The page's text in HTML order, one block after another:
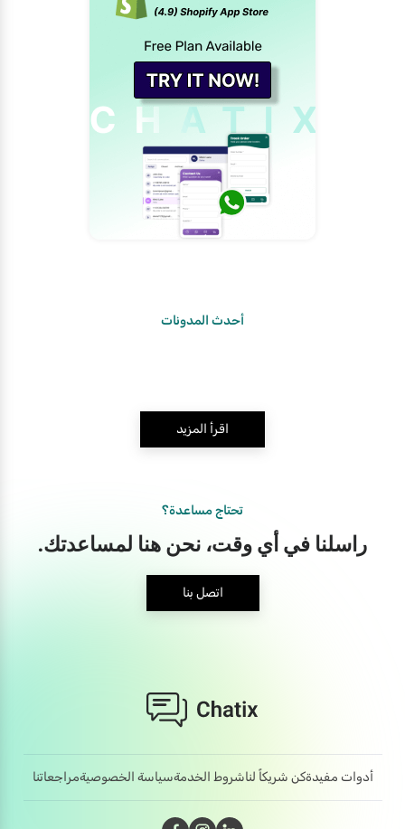
أحدث المدونات
اقرأ المزيد
تحتاج مساعدة؟
راسلنا في أي وقت، نحن هنا لمساعدتك.
اتصل بنا
مراجعاتناسياسة الخصوصيةشروط الخدمةكن شريكاً لناأدوات مفيدة